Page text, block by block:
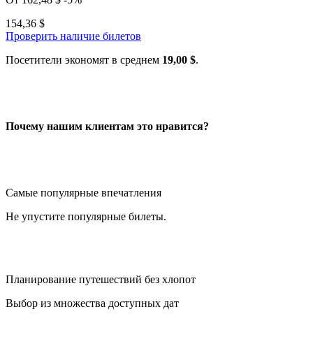
154,36 $
Проверить наличие билетов
Посетители экономят в среднем 19,00 $.
Почему нашим клиентам это нравится?
Самые популярные впечатления
Не упустите популярные билеты.
Планирование путешествий без хлопот
Выбор из множества доступных дат